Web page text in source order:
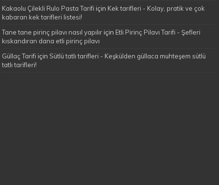
Kakaolu Çilekli Rulo Pasta Tarifi için Kek tarifleri - Kolay, pratik ve çok
kabaran kek tarifleri listesi!
Tane tane pirinç pilavı nasıl yapılır için Etli Pirinç Pilavı Tarifi - Şefleri
kıskandıran dana etli pirinç pilavı
Güllaç Tarifi için Sütlü tatlı tarifleri - Keşkülden güllaca muhteşem sütlü
tatlı tarifleri!